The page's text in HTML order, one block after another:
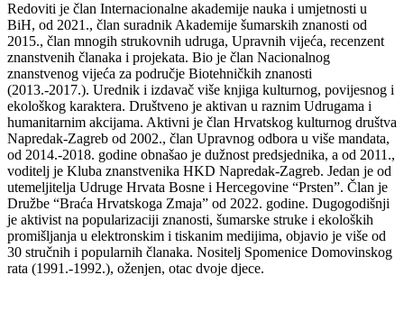
Redoviti je član Internacionalne akademije nauka i umjetnosti u
BiH, od 2021., član suradnik Akademije šumarskih znanosti od
2015., član mnogih strukovnih udruga, Upravnih vijeća, recenzent
znanstvenih članaka i projekata. Bio je član Nacionalnog
znanstvenog vijeća za područje Biotehničkih znanosti
(2013.-2017.). Urednik i izdavač više knjiga kulturnog, povijesnog i
ekološkog karaktera. Društveno je aktivan u raznim Udrugama i
humanitarnim akcijama. Aktivni je član Hrvatskog kulturnog društva
Napredak-Zagreb od 2002., član Upravnog odbora u više mandata,
od 2014.-2018. godine obnašao je dužnost predsjednika, a od 2011.,
voditelj je Kluba znanstvenika HKD Napredak-Zagreb. Jedan je od
utemeljitelja Udruge Hrvata Bosne i Hercegovine “Prsten”. Član je
Družbe “Braća Hrvatskoga Zmaja” od 2022. godine. Dugogodišnji
je aktivist na popularizaciji znanosti, šumarske struke i ekoloških
promišljanja u elektronskim i tiskanim medijima, objavio je više od
30 stručnih i popularnih članaka. Nositelj Spomenice Domovinskog
rata (1991.-1992.), oženjen, otac dvoje djece.